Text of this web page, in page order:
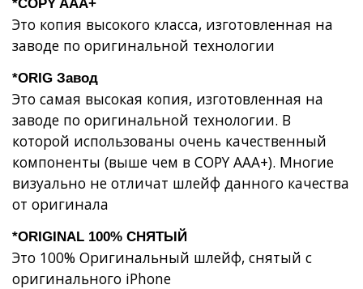
Это копия высокого класса, изготовленная на
заводе по оригинальной технологии
*ORIG Завод
Это самая высокая копия, изготовленная на
заводе по оригинальной технологии. В
которой использованы очень качественный
компоненты (выше чем в COPY AAA+). Многие
визуально не отличат шлейф данного качества
от оригинала
*ORIGINAL 100% СНЯТЫЙ
Это 100% Оригинальный шлейф, снятый с
оригинального iPhone